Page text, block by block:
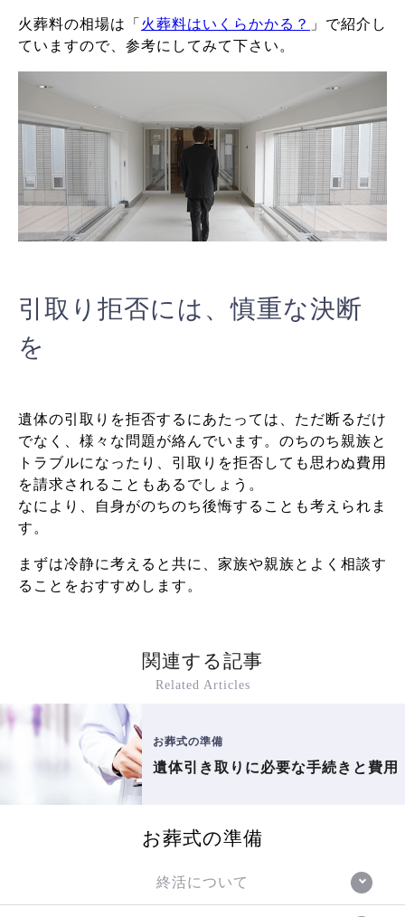
火葬料の相場は「 火葬料はいくらかかる？ 」で紹介し
ていますので、参考にしてみて下さい。
引取り拒否には、慎重な決断
を
遺体の引取りを拒否するにあたっては、ただ断るだけ
でなく、様々な問題が絡んでいます。のちのち親族と
トラブルになったり、引取りを拒否しても思わぬ費用
を請求されることもあるでしょう。
なにより、自身がのちのち後悔することも考えられま
す。
まずは冷静に考えると共に、家族や親族とよく相談す
ることをおすすめします。
関連する記事
Related Articles
お葬式の準備
遺体引き取りに必要な手続きと費用
お葬式の準備
終活について